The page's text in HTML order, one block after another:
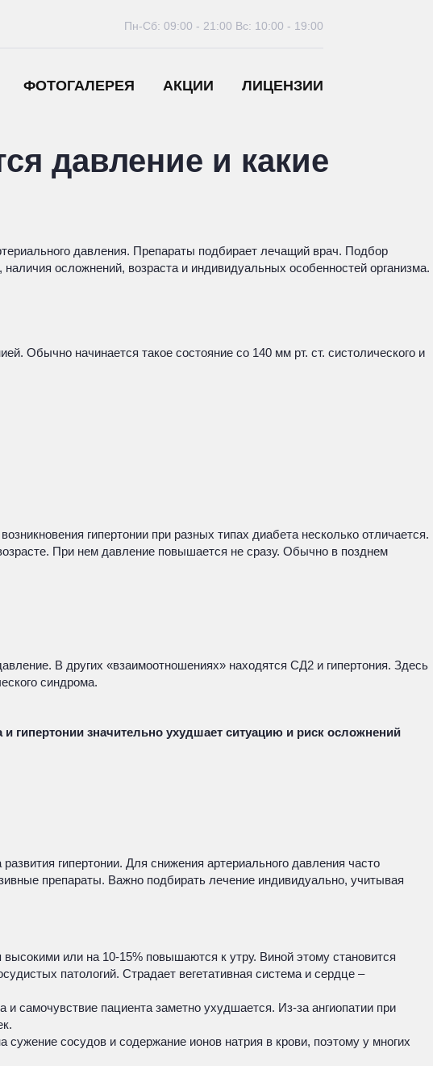
ФОТОГАЛЕРЕЯ АКЦИИ ЛИЦЕНЗИИ
Пн-Сб: 09:00 - 21:00 Вс: 10:00 - 19:00
давление и какие
давления. Препараты подбирает лечащий врач. Подбор
осложнений, возраста и индивидуальных особенностей организма.
Обычно начинается такое состояние со 140 мм рт. ст. систолического и
гипертонии при разных типах диабета несколько отличается.
При нем давление повышается не сразу. Обычно в позднем
В других «взаимоотношениях» находятся СД2 и гипертония. Здесь
синдрома.
и гипертонии значительно ухудшает ситуацию и риск осложнений
гипертонии. Для снижения артериального давления часто
препараты. Важно подбирать лечение индивидуально, учитывая
или на 10-15% повышаются к утру. Виной этому становится
патологий. Страдает вегетативная система и сердце –
самочувствие пациента заметно ухудшается. Из-за ангиопатии при
сосудов и содержание ионов натрия в крови, поэтому у многих